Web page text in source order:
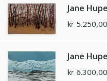
Jane
kr 5.250,00
Jane
kr 6.300,00